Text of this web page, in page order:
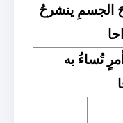
الجسمِ ينشرحُ
تُساءُ به